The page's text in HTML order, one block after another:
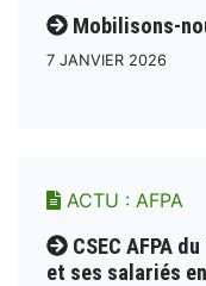
Mobilisons-
7 JANVIER 2026
ACTU : AFPA
CSEC AFPA
et ses salariés